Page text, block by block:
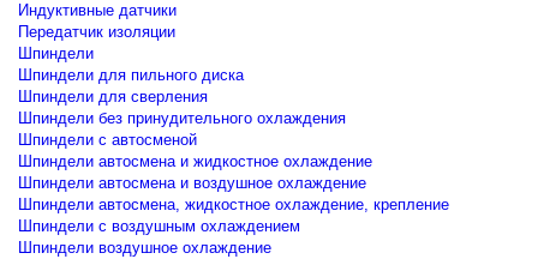
Индуктивные датчики
Передатчик изоляции
Шпиндели
Шпиндели для пильного диска
Шпиндели для сверления
Шпиндели без принудительного охлаждения
Шпиндели с автосменой
Шпиндели автосмена и жидкостное охлаждение
Шпиндели автосмена и воздушное охлаждение
Шпиндели автосмена, жидкостное охлаждение, крепление
Шпиндели с воздушным охлаждением
Шпиндели воздушное охлаждение